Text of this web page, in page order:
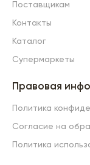
Поставщикам
Контакты
Каталог
Супермаркеты
Правовая
Политика
Согласие на
Политика